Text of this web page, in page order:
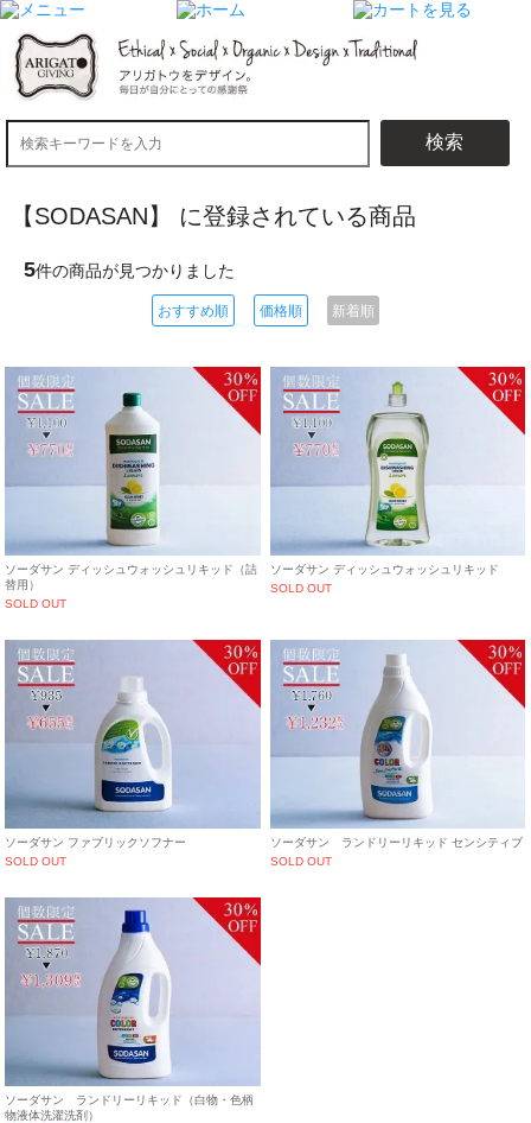
検索
【SODASAN】 に登録されている商品
5件の商品が見つかりました
おすすめ順 価格順 新着順
ソーダサン ディッシュウォッシュリキッド（詰
替用）
SOLD OUT
ソーダサン ディッシュウォッシュリキッド
SOLD OUT
ソーダサン ファブリックソフナー
SOLD OUT
ソーダサン ランドリーリキッド センシティブ
SOLD OUT
ソーダサン ランドリーリキッド（白物・色柄
物液体洗濯洗剤）